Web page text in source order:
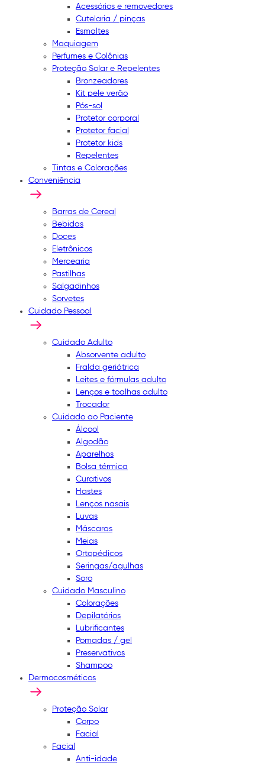
Acessórios e removedores
Cutelaria / pinças
Esmaltes
Maquiagem
Perfumes e Colônias
Proteção Solar e Repelentes
Bronzeadores
Kit pele verão
Pós-sol
Protetor corporal
Protetor facial
Protetor kids
Repelentes
Tintas e Colorações
Conveniência
Barras de Cereal
Bebidas
Doces
Eletrônicos
Mercearia
Pastilhas
Salgadinhos
Sorvetes
Cuidado Pessoal
Cuidado Adulto
Absorvente adulto
Fralda geriátrica
Leites e fórmulas adulto
Lenços e toalhas adulto
Trocador
Cuidado ao Paciente
Álcool
Algodão
Aparelhos
Bolsa térmica
Curativos
Hastes
Lenços nasais
Luvas
Máscaras
Meias
Ortopédicos
Seringas/agulhas
Soro
Cuidado Masculino
Colorações
Depilatórios
Lubrificantes
Pomadas / gel
Preservativos
Shampoo
Dermocosméticos
Proteção Solar
Corpo
Facial
Facial
Anti-idade